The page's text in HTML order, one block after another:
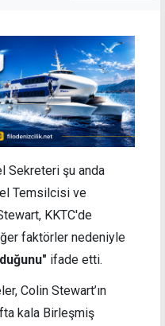
Sekreteri şu anda
Temsilcisi ve
KKTC'de
faktörler nedeniyle
ifade etti.
Colin Stewart’ın
kala Birleşmiş